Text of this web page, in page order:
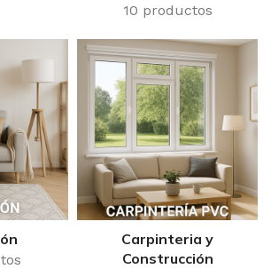
10 productos
Carpinteria y
Construcción